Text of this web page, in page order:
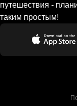
путешествия -
таким простым!